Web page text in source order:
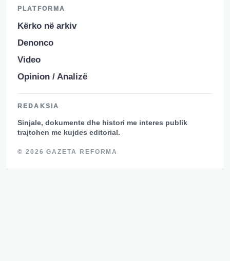
PLATFORMA
Kërko në arkiv
Denonco
Video
Opinion / Analizë
REDAKSIA
Sinjale, dokumente dhe histori me interes publik
trajtohen me kujdes editorial.
© 2026 GAZETA REFORMA